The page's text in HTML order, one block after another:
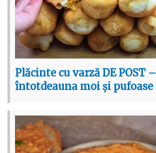
Plăcinte cu varză DE POST –
întotdeauna moi și pufoase